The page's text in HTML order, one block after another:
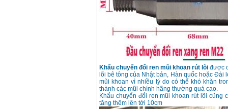
Khẩu chuyển đổi ren mũi khoan rút lõi được
lõi bê tông của Nhật bản, Hàn quốc hoặc Đài
mũi khoan vì nhiều lý do có thể khó khăn
thành các mũi chính hãng thường quá cao.
Khẩu chuyển đổi ren mũi khoan rút lõi
tăng thêm lên tới 10cm